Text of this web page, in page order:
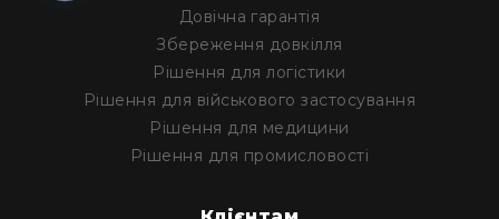
Довічна гарантія
Збереження довкілля
Рішення для логістики
Рішення для військового застосування
Рішення для медицини
Рішення для промисловості